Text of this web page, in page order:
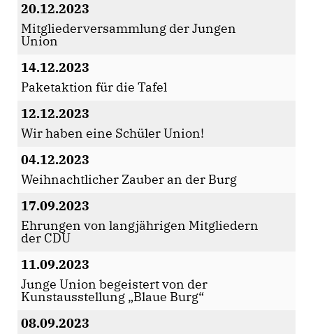
20.12.2023
Mitgliederversammlung der Jungen
Union
14.12.2023
Paketaktion für die Tafel
12.12.2023
Wir haben eine Schüler Union!
04.12.2023
Weihnachtlicher Zauber an der Burg
17.09.2023
Ehrungen von langjährigen Mitgliedern
der CDU
11.09.2023
Junge Union begeistert von der
Kunstausstellung „Blaue Burg“
08.09.2023